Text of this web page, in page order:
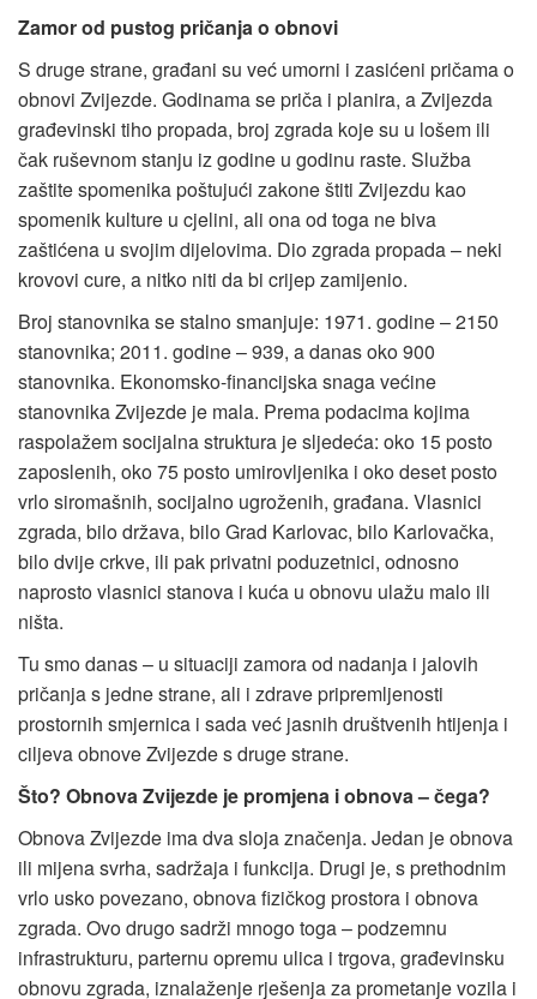
Zamor od pustog pričanja o obnovi
S druge strane, građani su već umorni i zasićeni pričama o
obnovi Zvijezde. Godinama se priča i planira, a Zvijezda
građevinski tiho propada, broj zgrada koje su u lošem ili
čak ruševnom stanju iz godine u godinu raste. Služba
zaštite spomenika poštujući zakone štiti Zvijezdu kao
spomenik kulture u cjelini, ali ona od toga ne biva
zaštićena u svojim dijelovima. Dio zgrada propada – neki
krovovi cure, a nitko niti da bi crijep zamijenio.
Broj stanovnika se stalno smanjuje: 1971. godine – 2150
stanovnika; 2011. godine – 939, a danas oko 900
stanovnika. Ekonomsko-financijska snaga većine
stanovnika Zvijezde je mala. Prema podacima kojima
raspolažem socijalna struktura je sljedeća: oko 15 posto
zaposlenih, oko 75 posto umirovljenika i oko deset posto
vrlo siromašnih, socijalno ugroženih, građana. Vlasnici
zgrada, bilo država, bilo Grad Karlovac, bilo Karlovačka,
bilo dvije crkve, ili pak privatni poduzetnici, odnosno
naprosto vlasnici stanova i kuća u obnovu ulažu malo ili
ništa.
Tu smo danas – u situaciji zamora od nadanja i jalovih
pričanja s jedne strane, ali i zdrave pripremljenosti
prostornih smjernica i sada već jasnih društvenih htijenja i
ciljeva obnove Zvijezde s druge strane.
Što? Obnova Zvijezde je promjena i obnova – čega?
Obnova Zvijezde ima dva sloja značenja. Jedan je obnova
ili mijena svrha, sadržaja i funkcija. Drugi je, s prethodnim
vrlo usko povezano, obnova fizičkog prostora i obnova
zgrada. Ovo drugo sadrži mnogo toga – podzemnu
infrastrukturu, parternu opremu ulica i trgova, građevinsku
obnovu zgrada, iznalaženje rješenja za prometanje vozila i